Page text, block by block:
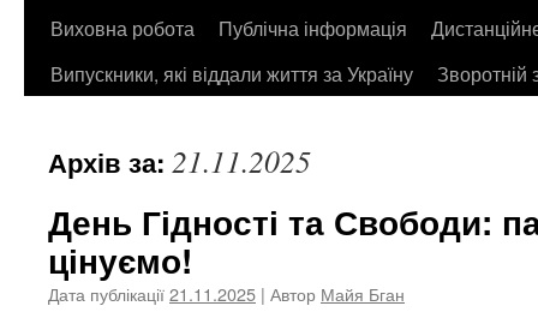
до
контенту
Виховна робота
Публічна інформація
Випускники, які віддали життя за Україну
Зворотній
Архів за: 21.11.2025
День Гідності та Свободи:
цінуємо!
Дата публікації21.11.2025 | Автор Майя Бган